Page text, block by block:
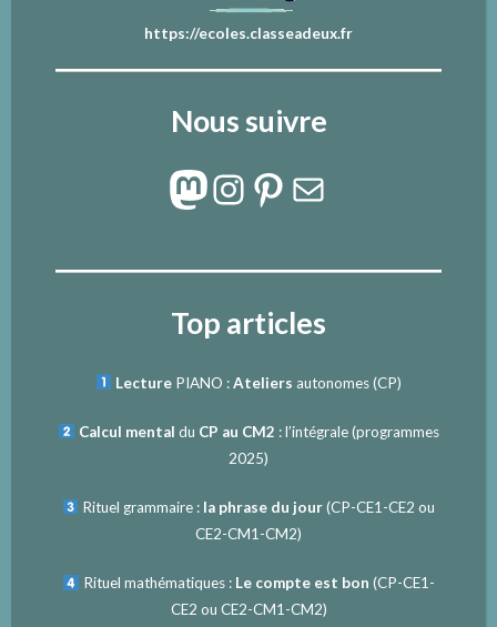
https://ecoles.classeadeux.fr
Nous suivre
Mastodon
Instagram
Pinterest
E-mail
Top articles
Lecture PIANO :Ateliers autonomes (CP)
Calcul mental du CP au CM2 : l’intégrale (programmes
2025)
Rituel grammaire : la phrase du jour(CP-CE1-CE2 ou
CE2-CM1-CM2)
Rituel mathématiques : Le compte est bon (CP-CE1-
CE2 ou CE2-CM1-CM2)